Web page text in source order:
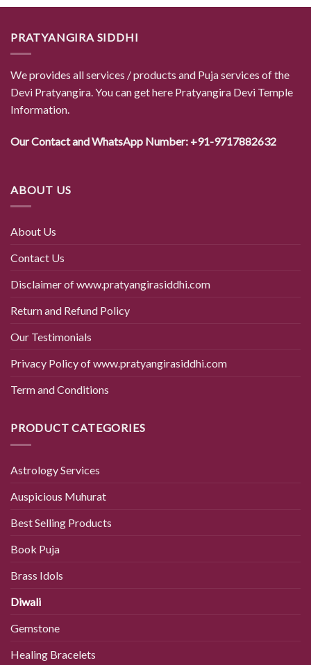
PRATYANGIRA SIDDHI
We provides all services / products and Puja services of the
Devi Pratyangira. You can get here Pratyangira Devi Temple
Information.
Our Contact and WhatsApp Number: +91-9717882632
ABOUT US
About Us
Contact Us
Disclaimer of www.pratyangirasiddhi.com
Return and Refund Policy
Our Testimonials
Privacy Policy of www.pratyangirasiddhi.com
Term and Conditions
PRODUCT CATEGORIES
Astrology Services
Auspicious Muhurat
Best Selling Products
Book Puja
Brass Idols
Diwali
Gemstone
Healing Bracelets